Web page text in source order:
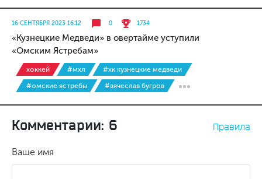
16 СЕНТЯБРЯ 2023 16:12 0 1734
«Кузнецкие Медведи» в овертайме уступили
«Омским Ястребам»
хоккей #мхл
#хк кузнецкие медведи
#омские ястребы
#вячеслав бугров
Комментарии: 6 Правила
Ваше имя